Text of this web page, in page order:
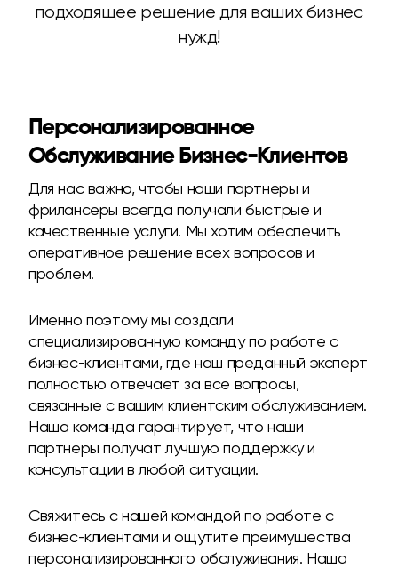
подходящее решение для ваших бизнес
нужд!
Персонализированное
Обслуживание Бизнес-Клиентов
Для нас важно, чтобы наши партнеры и
фрилансеры всегда получали быстрые и
качественные услуги. Мы хотим обеспечить
оперативное решение всех вопросов и
проблем.
Именно поэтому мы создали
специализированную команду по работе с
бизнес-клиентами, где наш преданный эксперт
полностью отвечает за все вопросы,
связанные с вашим клиентским обслуживанием.
Наша команда гарантирует, что наши
партнеры получат лучшую поддержку и
консультации в любой ситуации.
Свяжитесь с нашей командой по работе с
бизнес-клиентами и ощутите преимущества
персонализированного обслуживания. Наша